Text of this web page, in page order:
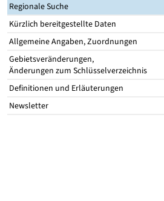
Regionale Suche
Kürzlich bereitgestellte Daten
Allgemeine Angaben, Zuordnungen
Gebietsveränderungen,
Änderungen zum Schlüsselverzeichnis
Definitionen und Erläuterungen
Newsletter